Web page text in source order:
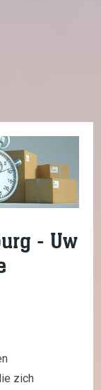
- Uw
zich